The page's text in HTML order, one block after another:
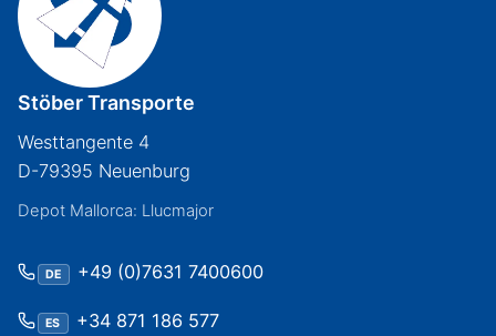
Stöber Transporte
Westtangente 4
D-79395 Neuenburg
Depot Mallorca: Llucmajor
DE +49 (0)7631 7400600
ES +34 871 186 577